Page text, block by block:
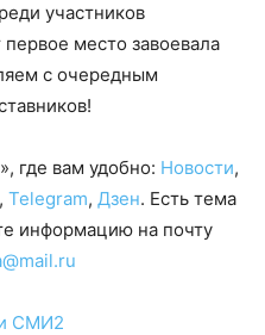
участников
первое место завоевала
с очередным
где вам удобно: Новости,
, Telegram, Дзен. Есть тема
информацию на почту
СМИ2